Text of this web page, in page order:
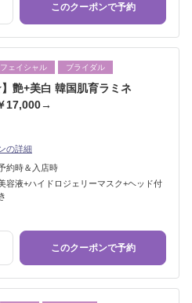
このクーポンで予約
フェイシャル ブライダル
艶+美白 韓国肌育ラミネ
17,000→
の詳細
約時＆入店時
容液+ハイドロジェリーマスク+ヘッド付
き
このクーポンで予約